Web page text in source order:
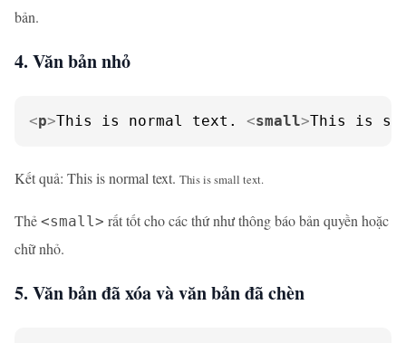
bản.
4. Văn bản nhỏ
<p>This is normal text. <small>This is
Kết quả: This is normal text. This is small text.
Thẻ <small> rất tốt cho các thứ như thông báo bản quyền hoặc
chữ nhỏ.
5. Văn bản đã xóa và văn bản đã chèn